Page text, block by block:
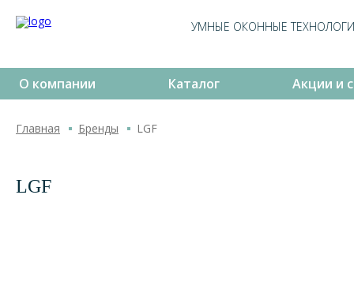
УМНЫЕ ОКОННЫЕ
О компании Каталог Акции и
Главная Бренды LGF
LGF